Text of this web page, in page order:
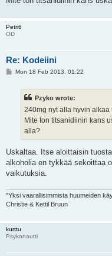
Petri6
OD
Re: Kodeiini
PMon 18 Feb 2013, 01:22
Pzyko wrote:
240mg nyt alla hyvin alkaa
Mite ton titsanidiinin kans
alla?
Uskaltaa. Itse aloittaisin
alkoholia en tykkää sekoittaa
vaikutuksia.
"Yksi vaarallisimmista huumeiden
Christie & Kettil Bruun
kurttu
Psykonautti